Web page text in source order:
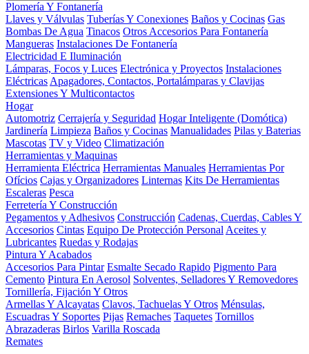
Plomería Y Fontanería
Llaves y Válvulas Tuberías Y Conexiones Baños y Cocinas Gas
Bombas De Agua Tinacos Otros Accesorios Para Fontanería
Mangueras Instalaciones De Fontanería
Electricidad E Iluminación
Lámparas, Focos y Luces Electrónica y Proyectos Instalaciones
Eléctricas Apagadores, Contactos, Portalámparas y Clavijas
Extensiones Y Multicontactos
Hogar
Automotriz Cerrajería y Seguridad Hogar Inteligente (Domótica)
Jardinería Limpieza Baños y Cocinas Manualidades Pilas y Baterias
Mascotas TV y Video Climatización
Herramientas y Maquinas
Herramienta Eléctrica Herramientas Manuales Herramientas Por
Ofícios Cajas y Organizadores Linternas Kits De Herramientas
Escaleras Pesca
Ferretería Y Construcción
Pegamentos y Adhesivos Construcción Cadenas, Cuerdas, Cables Y
Accesorios Cintas Equipo De Protección Personal Aceites y
Lubricantes Ruedas y Rodajas
Pintura Y Acabados
Accesorios Para Pintar Esmalte Secado Rapido Pigmento Para
Cemento Pintura En Aerosol Solventes, Selladores Y Removedores
Tornillería, Fijación Y Otros
Armellas Y Alcayatas Clavos, Tachuelas Y Otros Ménsulas,
Escuadras Y Soportes Pijas Remaches Taquetes Tornillos
Abrazaderas Birlos Varilla Roscada
Remates